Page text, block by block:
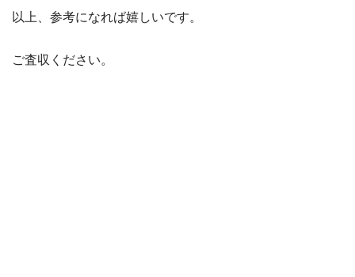
以上、参考になれば嬉しいです。
ご査収ください。